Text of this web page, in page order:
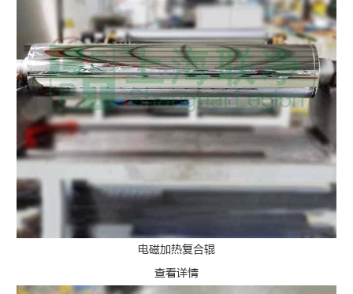
电磁加热复合辊
查看详情